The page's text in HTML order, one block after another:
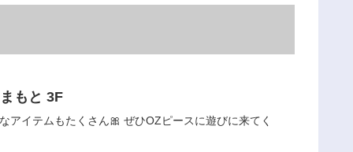
もと 3F
イテムもたくさん🎀 ぜひOZピースに遊びに来てく